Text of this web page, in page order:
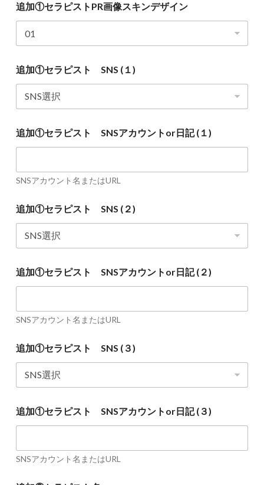
追加①セラピストPR画像スキンデザイン
追加①セラピスト SNS (１)
追加①セラピスト SNSアカウントor日記 (１)
SNSアカウント名またはURL
追加①セラピスト SNS (２)
追加①セラピスト SNSアカウントor日記 (２)
SNSアカウント名またはURL
追加①セラピスト SNS (３)
追加①セラピスト SNSアカウントor日記 (３)
SNSアカウント名またはURL